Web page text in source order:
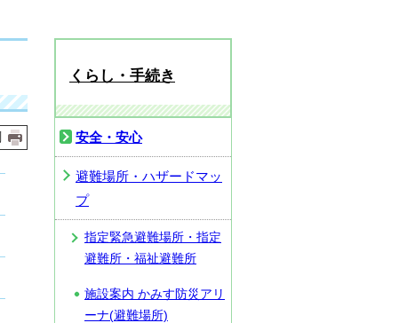
くらし・手続き
安全・安心
避難場所・ハザードマッ
プ
指定緊急避難場所・指定
避難所・福祉避難所
施設案内 かみす防災アリ
ーナ(避難場所)